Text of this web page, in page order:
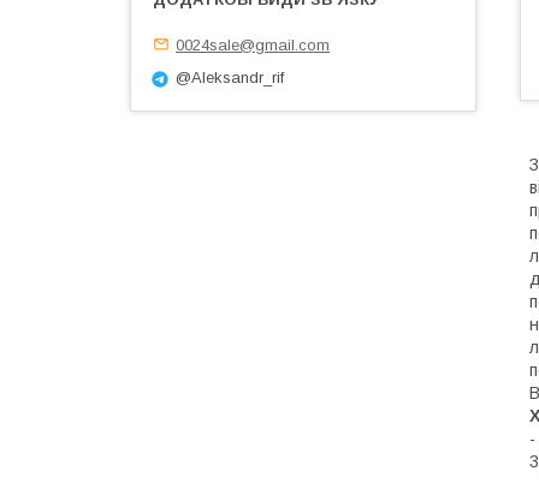
-
0024sale@gmail.com
@Aleksandr_rif